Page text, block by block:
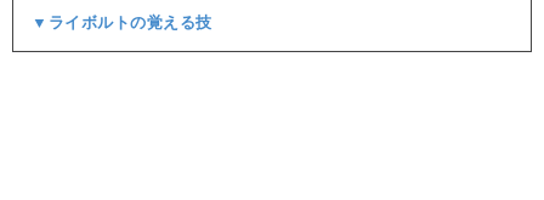
▼ライボルトの覚える技